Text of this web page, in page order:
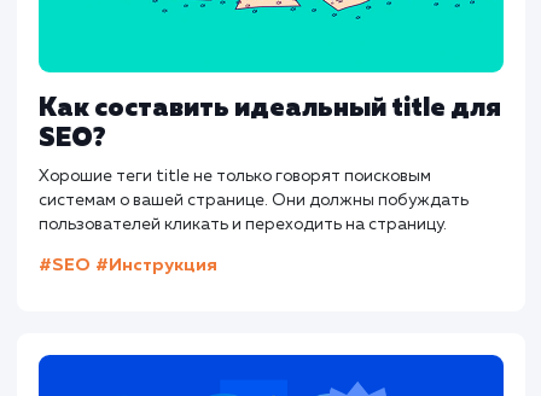
видимость сайта в поисковых системах.
распространенных ошибок, можно
для привлечения посетителей на ваш сайт.